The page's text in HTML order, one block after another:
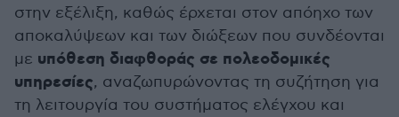
στην εξέλιξη, καθώς έρχεται στον απόηχο των
αποκαλύψεων και των διώξεων που συνδέονται
με υπόθεση διαφθοράς σε πολεοδομικές
υπηρεσίες, αναζωπυρώνοντας τη συζήτηση για
τη λειτουργία του συστήματος ελέγχου και